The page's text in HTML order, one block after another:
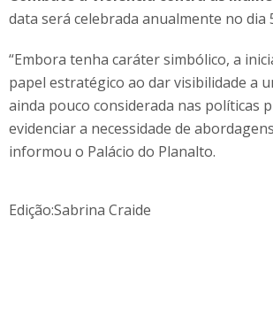
data será celebrada anualmente no dia
“Embora tenha caráter simbólico, a
papel estratégico ao dar visibilidade a
ainda pouco considerada nas políticas
evidenciar a necessidade de
informou o Palácio do Planalto.
Edição:Sabrina Craide